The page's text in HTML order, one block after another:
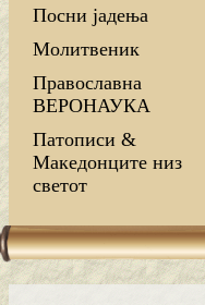
Посни јадења
Молитвеник
Православна
ВЕРОНАУКА
Патописи &
Македонците низ
светот